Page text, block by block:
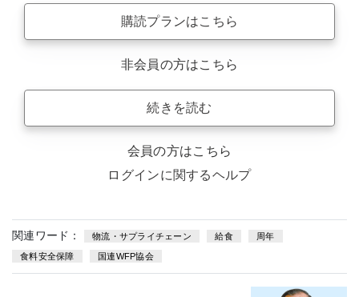
購読プランはこちら
非会員の方はこちら
続きを読む
会員の方はこちら
ログインに関するヘルプ
関連ワード： 物流・サプライチェーン 給食 周年
食料安全保障 国連WFP協会